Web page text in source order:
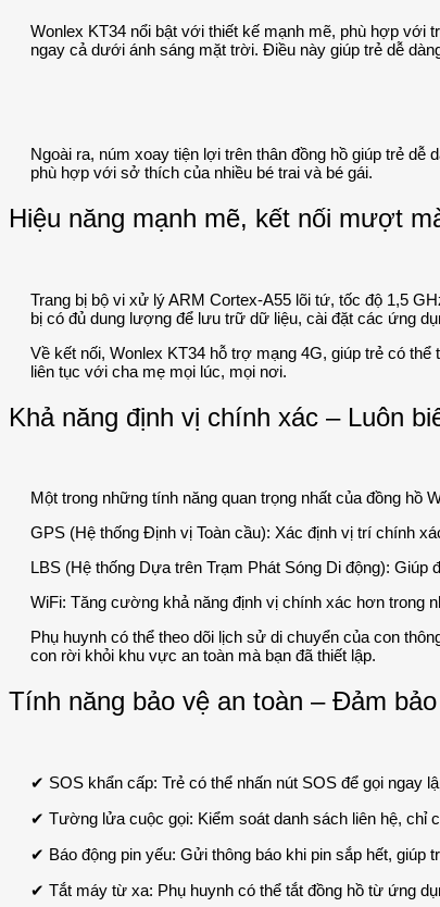
Wonlex KT34 nổi bật với thiết kế mạnh mẽ, phù hợp với
ngay cả dưới ánh sáng mặt trời. Điều này giúp trẻ dễ
Ngoài ra, núm xoay tiện lợi trên thân đồng hồ giúp trẻ
phù hợp với sở thích của nhiều bé trai và bé gái.
Hiệu năng mạnh mẽ, kết nối mượt
Trang bị bộ vi xử lý ARM Cortex-A55 lõi tứ, tốc độ 1,5
bị có đủ dung lượng để lưu trữ dữ liệu, cài đặt các ứng
Về kết nối, Wonlex KT34 hỗ trợ mạng 4G, giúp trẻ có
liên tục với cha mẹ mọi lúc, mọi nơi.
Khả năng định vị chính xác – Luôn
Một trong những tính năng quan trọng nhất của đồng hồ
GPS (Hệ thống Định vị Toàn cầu): Xác định vị trí chính
LBS (Hệ thống Dựa trên Trạm Phát Sóng Di động): Giúp
WiFi: Tăng cường khả năng định vị chính xác hơn trong
Phụ huynh có thể theo dõi lịch sử di chuyển của con
con rời khỏi khu vực an toàn mà bạn đã thiết lập.
Tính năng bảo vệ an toàn – Đảm
✔ SOS khẩn cấp: Trẻ có thể nhấn nút SOS để gọi ngay
✔ Tường lửa cuộc gọi: Kiểm soát danh sách liên hệ, chỉ
✔ Báo động pin yếu: Gửi thông báo khi pin sắp hết, giúp
✔ Tắt máy từ xa: Phụ huynh có thể tắt đồng hồ từ ứng